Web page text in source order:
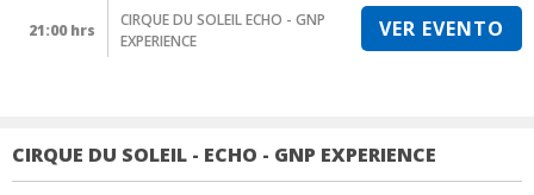
21:00 hrs
CIRQUE DU SOLEIL ECHO - GNP
EXPERIENCE
VER EVENTO
CIRQUE DU SOLEIL - ECHO - GNP EXPERIENCE